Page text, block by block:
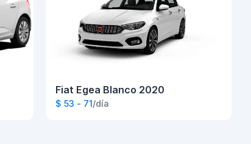
Fiat Egea Blanco 2020
$ 53 - 71/día